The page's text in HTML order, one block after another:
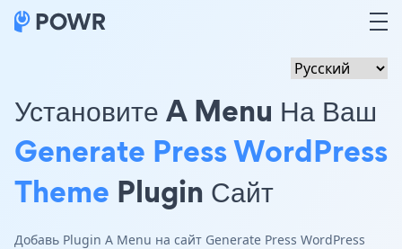
Установите A Menu На Ваш
Generate Press WordPress
Theme Plugin Сайт
Добавь Plugin A Menu на сайт Generate Press WordPress